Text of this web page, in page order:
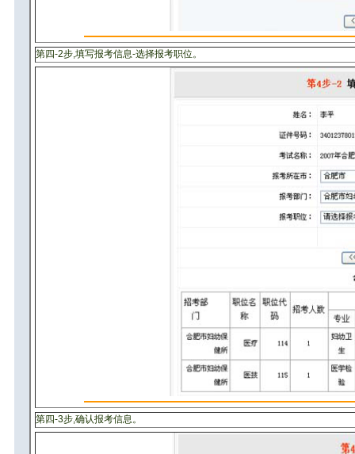
第四-2步,填写报考信息-选择报考职位。
第四-3步,确认报考信息。